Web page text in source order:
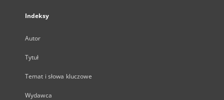
Indeksy
Autor
Tytuł
Temat i słowa kluczowe
Wydawca